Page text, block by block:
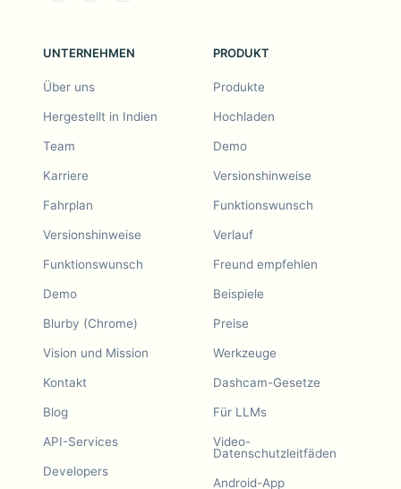
UNTERNEHMEN
Über uns
Hergestellt in Indien
Team
Karriere
Fahrplan
Versionshinweise
Funktionswunsch
Demo
Blurby (Chrome)
Vision und Mission
Kontakt
Blog
API-Services
Developers
PRODUKT
Produkte
Hochladen
Demo
Versionshinweise
Funktionswunsch
Verlauf
Freund empfehlen
Beispiele
Preise
Werkzeuge
Dashcam-Gesetze
Für LLMs
Video-
Datenschutzleitfäden
Android-App